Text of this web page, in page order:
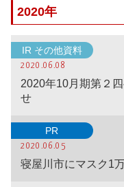
2020年
IR その他資料
2020.06.08
2020年10月期第２
せ
PR
2020.06.05
寝屋川市にマスク1